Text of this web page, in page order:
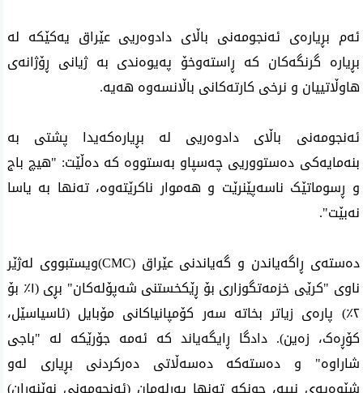
ئەم بڕیارەی ئەنجومەنی باڵای دادوەریی عێراق یەکێکە لە
بڕیارە گرنگەکان کە ڕاستەوخۆ پەیوەندی بە ژیانی ڕۆژانەی
هاوڵاتییان و نرخی کارتەکانی باڵانسەوە هەیە.
ئەنجومەنی باڵای دادوەریی لە بڕیارەکەیدا پشتی بە
بنەمایەکی دەستووریی چەسپاو بەستووە کە دەڵێت: "هیچ باج
و ڕسوماتێک ناسەپێنرێت و هەموار ناکرێتەوە، تەنها بە یاسا
نەبێت."
دەستەی ڕاگەیاندن و گەیاندنی عێراق (CMC)ویستبووی لەژێر
ناوی "کرێی خزمەتگوزاری بۆ ڕێکخستنی شەپۆلەکان" بڕی (١٪ بۆ
٢٪) پارەی زیاتر بخاتە سەر کۆمپانیاکانی مۆبایل (ئاسیاسێل،
کۆڕەک، زەین). دادگا ڕایگەیاند کە ئەمە جۆرێکە لە "باجی
شاراوە" و دەستەکە دەسەڵاتی دەرکردنی بڕیاری لەو